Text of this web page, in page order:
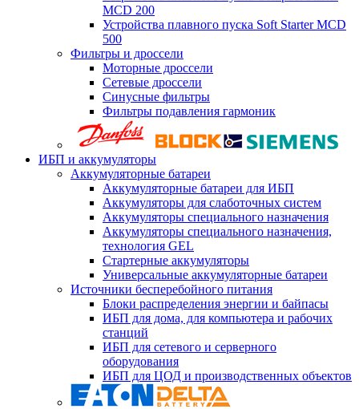
MCD 200
Устройства плавного пуска Soft Starter MCD
500
Фильтры и дроссели
Моторные дроссели
Сетевые дроссели
Синусные фильтры
Фильтры подавления гармоник
ИБП и аккумуляторы
Аккумуляторные батареи
Аккумуляторные батареи для ИБП
Аккумуляторы для слаботочных систем
Аккумуляторы специального назначения
Аккумуляторы специального назначения,
технология GEL
Стартерные аккумуляторы
Универсальные аккумуляторные батареи
Источники бесперебойного питания
Блоки распределения энергии и байпасы
ИБП для дома, для компьютера и рабочих
станций
ИБП для сетевого и серверного
оборудования
ИБП для ЦОД и производственных объектов